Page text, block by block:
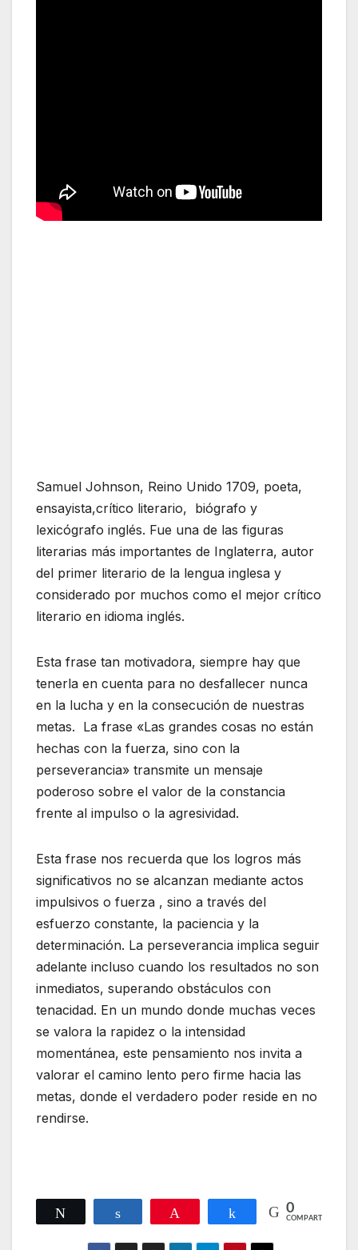
Samuel Johnson, Reino Unido 1709, poeta,
ensayista,crítico literario, biógrafo y
lexicógrafo inglés. Fue una de las figuras
literarias más importantes de Inglaterra, autor
del primer literario de la lengua inglesa y
considerado por muchos como el mejor crítico
literario en idioma inglés.
Esta frase tan motivadora, siempre hay que
tenerla en cuenta para no desfallecer nunca
en la lucha y en la consecución de nuestras
metas. La frase «Las grandes cosas no están
hechas con la fuerza, sino con la
perseverancia» transmite un mensaje
poderoso sobre el valor de la constancia
frente al impulso o la agresividad.
Esta frase nos recuerda que los logros más
significativos no se alcanzan mediante actos
impulsivos o fuerza , sino a través del
esfuerzo constante, la paciencia y la
determinación. La perseverancia implica seguir
adelante incluso cuando los resultados no son
inmediatos, superando obstáculos con
tenacidad. En un mundo donde muchas veces
se valora la rapidez o la intensidad
momentánea, este pensamiento nos invita a
valorar el camino lento pero firme hacia las
metas, donde el verdadero poder reside en no
rendirse.
Twittear Compartir Compartir
0
COMPARTIR